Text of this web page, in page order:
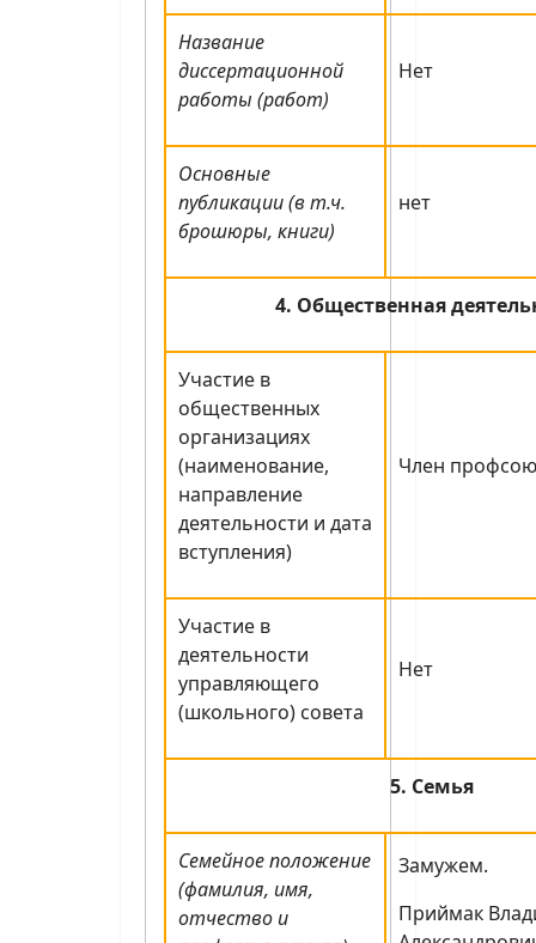
Название
диссертационной
работы (работ)
Нет
Основные
публикации (в т.ч.
брошюры, книги)
нет
4. Общественная
Участие в
общественных
организациях
(наименование,
направление
деятельности и дата
вступления)
Член
Участие в
деятельности
управляющего
(школьного) совета
Нет
5. Семья
Семейное положение
(фамилия, имя,
отчество и
Замужем.
Приймак